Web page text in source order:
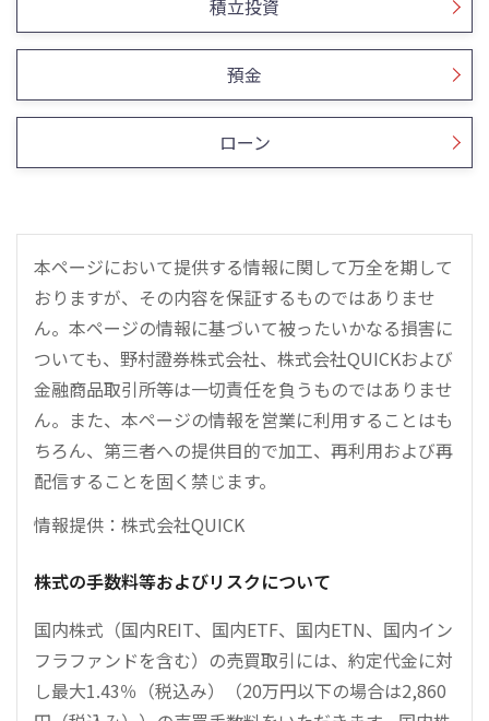
積立投資
預金
ローン
本ページにおいて提供する情報に関して万全を期して
おりますが、その内容を保証するものではありませ
ん。本ページの情報に基づいて被ったいかなる損害に
ついても、野村證券株式会社、株式会社QUICKおよび
金融商品取引所等は一切責任を負うものではありませ
ん。また、本ページの情報を営業に利用することはも
ちろん、第三者への提供目的で加工、再利用および再
配信することを固く禁じます。
情報提供：株式会社QUICK
株式の手数料等およびリスクについて
国内株式（国内REIT、国内ETF、国内ETN、国内イン
フラファンドを含む）の売買取引には、約定代金に対
し最大1.43％（税込み）（20万円以下の場合は2,860